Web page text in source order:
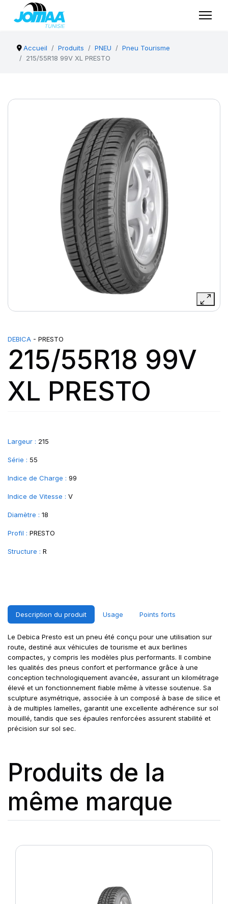
Accueil Produits PNEU
Pneu Tourisme
215/55R18 99V XL PRESTO
DEBICA - PRESTO
215/55R18 99V
XL PRESTO
Largeur : 215
Série : 55
Indice de Charge : 99
Indice de Vitesse : V
Diamètre : 18
Profil : PRESTO
Structure : R
Description du produit Usage Points forts
Le Debica Presto est un pneu été conçu pour une utilisation sur
route, destiné aux véhicules de tourisme et aux berlines
compactes, y compris les modèles plus performants. Il combine
les qualités des pneus confort et performance grâce à une
conception technologiquement avancée, assurant un kilométrage
élevé et un fonctionnement fiable même à vitesse soutenue. Sa
sculpture asymétrique, associée à un composé à base de silice et
à de multiples lamelles, garantit une excellente adhérence sur sol
mouillé, tandis que ses épaules renforcées assurent stabilité et
précision sur sol sec.
Produits de la
même marque